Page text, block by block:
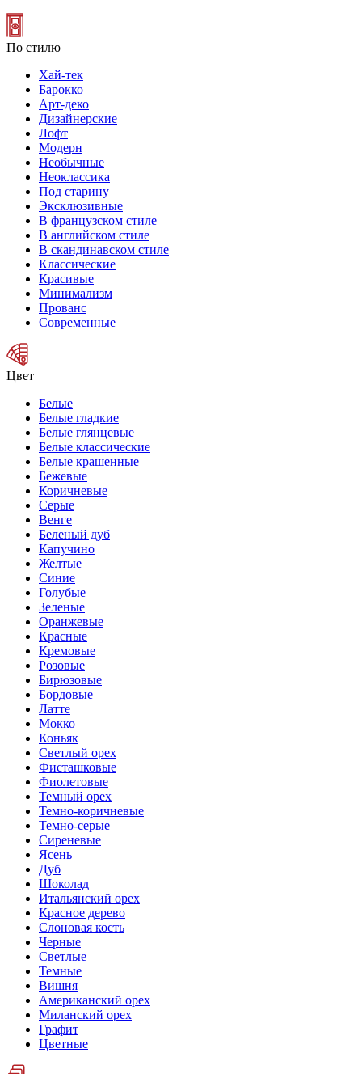
По стилю
Хай-тек
Барокко
Арт-деко
Дизайнерские
Лофт
Модерн
Необычные
Неоклассика
Под старину
Эксклюзивные
В французском стиле
В английском стиле
В скандинавском стиле
Классические
Красивые
Минимализм
Прованс
Современные
Цвет
Белые
Белые гладкие
Белые глянцевые
Белые классические
Белые крашенные
Бежевые
Коричневые
Серые
Венге
Беленый дуб
Капучино
Желтые
Синие
Голубые
Зеленые
Оранжевые
Красные
Кремовые
Розовые
Бирюзовые
Бордовые
Латте
Мокко
Коньяк
Светлый орех
Фисташковые
Фиолетовые
Темный орех
Темно-коричневые
Темно-серые
Сиреневые
Ясень
Дуб
Шоколад
Итальянский орех
Красное дерево
Слоновая кость
Черные
Светлые
Темные
Вишня
Американский орех
Миланский орех
Графит
Цветные